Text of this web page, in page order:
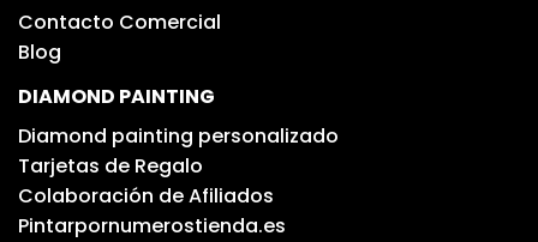
Contacto Comercial
Blog
DIAMOND PAINTING
Diamond painting personalizado
Tarjetas de Regalo
Colaboración de Afiliados
Pintarpornumerostienda.es